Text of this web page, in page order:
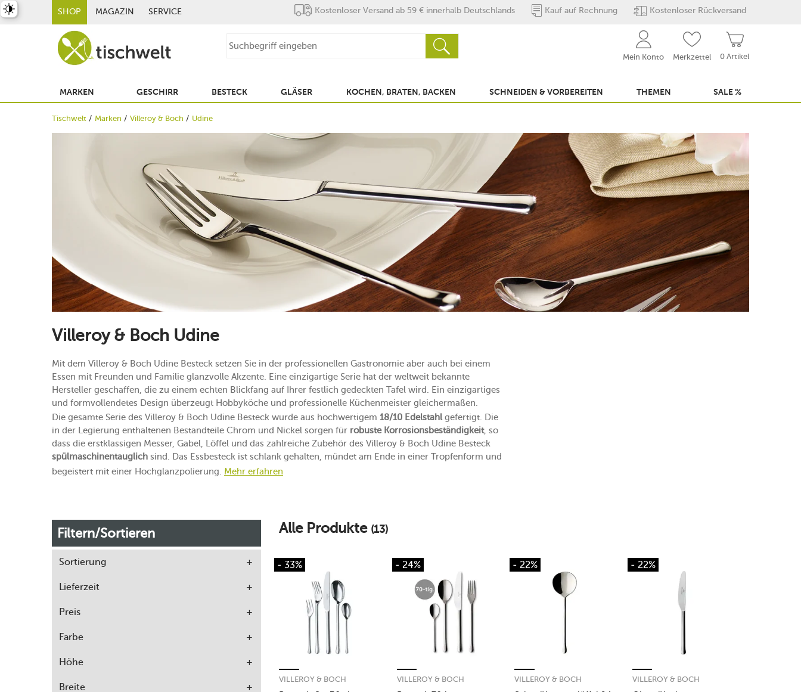
SHOP MAGAZIN SERVICE Kostenloser Versand ab 59 € innerhalb Deutschlands Kauf auf Rechnung Kostenloser Rückversand
0 Artikel
Mein Konto Merkzettel
MARKEN GESCHIRR BESTECK GLÄSER KOCHEN, BRATEN, BACKEN SCHNEIDEN & VORBEREITEN THEMEN SALE %
Tischwelt Marken Villeroy & Boch Udine
Villeroy & Boch Udine
Mit dem Villeroy & Boch Udine Besteck setzen Sie in der professionellen Gastronomie aber auch bei einem
Essen mit Freunden und Familie glanzvolle Akzente. Eine einzigartige Serie hat der weltweit bekannte
Hersteller geschaffen, die zu einem echten Blickfang auf Ihrer festlich gedeckten Tafel wird. Ein einzigartiges
und formvollendetes Design überzeugt Hobbyköche und professionelle Küchenmeister gleichermaßen.
Die gesamte Serie des Villeroy & Boch Udine Besteck wurde aus hochwertigem 18/10 Edelstahlgefertigt. Die
in der Legierung enthaltenen Bestandteile Chrom und Nickel sorgen für robuste Korrosionsbeständigkeit, so
dass die erstklassigen Messer, Gabel, Löffel und das zahlreiche Zubehör des Villeroy & Boch Udine Besteck
spülmaschinentauglich sind. Das Essbesteck ist schlank gehalten, mündet am Ende in einer Tropfenform und
begeistert mit einer Hochglanzpolierung. Mehr erfahren
Filtern/Sortieren
Sortierung
Lieferzeit
Preis
Farbe
Höhe
Breite
Alle Produkte (13)
- 33%
VILLEROY & BOCH
- 24%
VILLEROY & BOCH
- 22%
VILLEROY & BOCH
- 22%
VILLEROY & BOCH
umschalten